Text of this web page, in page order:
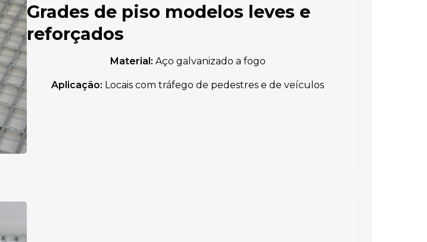
Grades de piso modelos leves e
reforçados
Material: Aço galvanizado a fogo
Aplicação: Locais com tráfego de pedestres e de veículos